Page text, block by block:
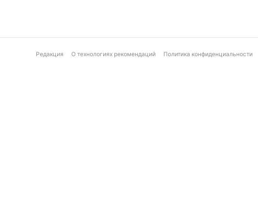
Редакция О технологиях рекомендаций Политика конфиденциальности